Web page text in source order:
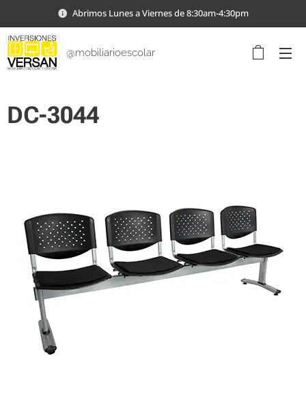
Abrimos Lunes a Viernes de 8:30am-4:30pm
@mobiliarioescolar
DC-3044